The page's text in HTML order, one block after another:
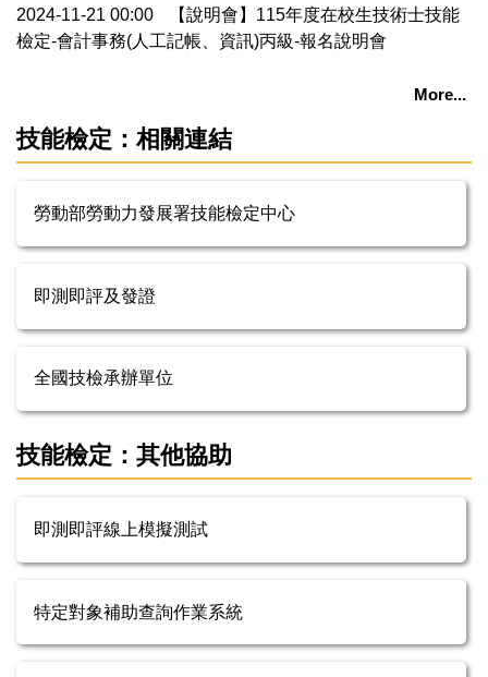
2024-11-21 00:00
【說明會】115年度在校生技術士技能
檢定-會計事務(人工記帳、資訊)丙級-報名說明會
More...
技能檢定：相關連結
勞動部勞動力發展署技能檢定中心
即測即評及發證
全國技檢承辦單位
技能檢定：其他協助
即測即評線上模擬測試
特定對象補助查詢作業系統